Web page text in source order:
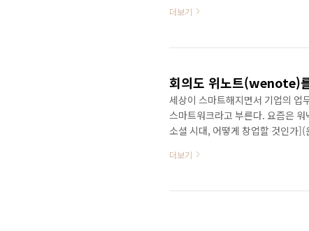
의 짐을 잠시 내려놓고 쉬어가다
성히 할 수 있도록 노력하겠습니
더보기
회의도 위노트(wenote)
세상이 스마트해지면서 기업의 업
스마트워크라고 부른다. 요즘은
소셜 시대, 어떻게 창업할 것인가
냐하면 적인 인원으로 많은 일들을
용을 투자해서 업무환경을 구축하
더보기